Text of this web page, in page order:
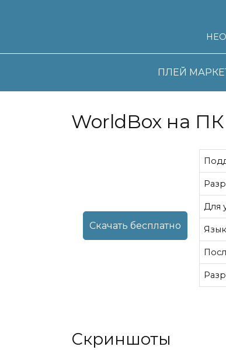
ПЛЕЙ
WorldBox на ПК
Скачать бесплатно
Для
Скриншоты